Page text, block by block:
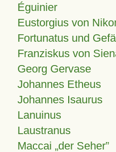
Éguinier
Eustorgius von
Fortunatus und
Franziskus von
Georg Gervase
Johannes Etheus
Johannes Isaurus
Lanuinus
Laustranus
Maccai „der Seher”